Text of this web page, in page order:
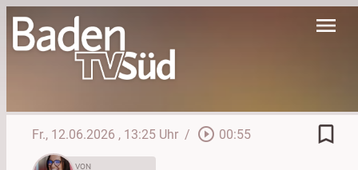
menu
Fr., 12.06.2026 , 13:25 Uhr / play_circle_outline 00:55 bookmark_border
VON